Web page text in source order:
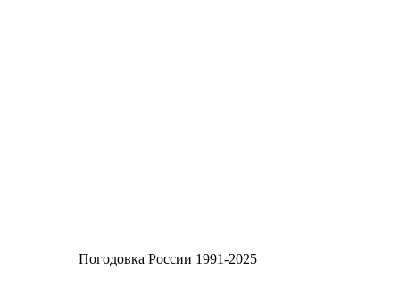
Погодовка России 1991-2025